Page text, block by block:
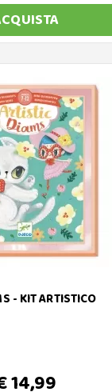
- KIT ARTISTICO
14,99